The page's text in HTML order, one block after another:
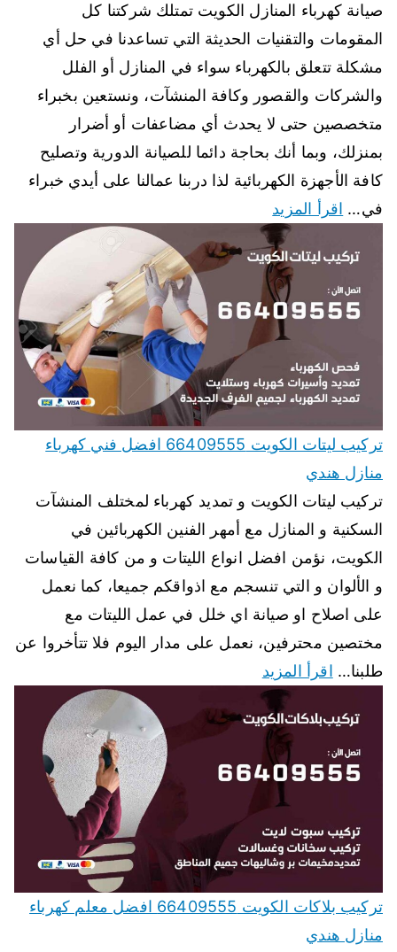
صيانة كهرباء المنازل الكويت تمتلك شركتنا كل
المقومات والتقنيات الحديثة التي تساعدنا في حل أي
مشكلة تتعلق بالكهرباء سواء في المنازل أو الفلل
والشركات والقصور وكافة المنشآت، ونستعين بخبراء
متخصصين حتى لا يحدث أي مضاعفات أو أضرار
بمنزلك، وبما أنك بحاجة دائما للصيانة الدورية وتصليح
كافة الأجهزة الكهربائية لذا دربنا عمالنا على أيدي خبراء
في… اقرأ المزيد
تركيب ليتات الكويت 66409555 افضل فني كهرباء
منازل هندي
تركيب ليتات الكويت و تمديد كهرباء لمختلف المنشآت
السكنية و المنازل مع أمهر الفنين الكهربائين في
الكويت، نؤمن افضل انواع الليتات و من كافة القياسات
و الألوان و التي تنسجم مع اذواقكم جميعا، كما نعمل
على اصلاح او صيانة اي خلل في عمل الليتات مع
مختصين محترفين، نعمل على مدار اليوم فلا تتأخروا عن
طلبنا… اقرأ المزيد
تركيب بلاكات الكويت 66409555 افضل معلم كهرباء
منازل هندي